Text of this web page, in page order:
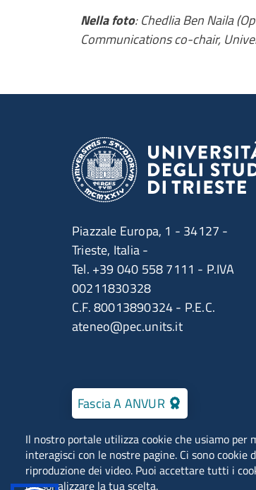
Nella foto:Chedlia Ben Naila
Communications co-chair,
Il nostro portale utilizza cookie che usiamo per
interagisci con le nostre pagine. Ci sono
riproduzione dei video. Puoi accettare tutti i
personalizzare la tua scelta.
Piazzale Europa, 1 - 34127 -
Trieste, Italia -
Tel. +39 040 558 7111 - P.IVA
00211830328
C.F. 80013890324 - P.E.C.
ateneo@pec.units.it
Fascia A ANVUR